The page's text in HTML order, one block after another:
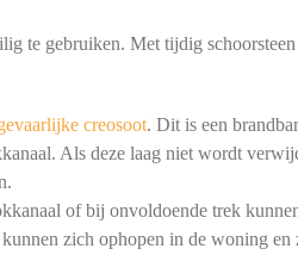
te gebruiken. Met tijdig
creosoot. Dit is een
Als deze laag niet wordt
of bij onvoldoende trek
zich ophopen in de woning